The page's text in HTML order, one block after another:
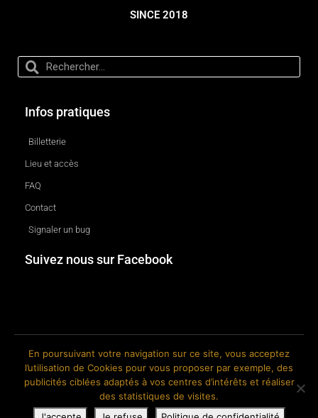
SINCE 2018
Infos pratiques
Billetterie
Lieu et accès
FAQ
Contact
Signaler un bug
Suivez nous sur Facebook
© 2018-2026 The Ink Factory. Site web réalisé par Roland CAUVIN.
En poursuivant votre navigation sur ce site, vous acceptez
l’utilisation de Cookies pour vous proposer par exemple, des
publicités ciblées adaptés à vos centres d’intérêts et réaliser
des statistiques de visites.